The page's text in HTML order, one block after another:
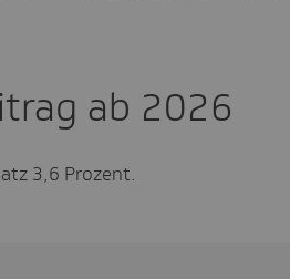
ab 2026
3,6 Prozent.